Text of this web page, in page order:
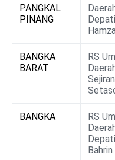
PANGKAL
PINANG
Depati
BANGKA
BARAT
RS
Sejiran
BANGKA
RS
Depati
Bahrin